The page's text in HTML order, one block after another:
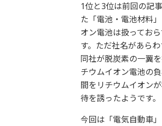
1位と3位は前回の記
た「電池・電池材料
オン電池は扱ってお
す。ただ社名があら
同社が脱炭素の一翼
チウムイオン電池の
間をリチウムイオン
待を誘ったようです。
今回は「電気自動車